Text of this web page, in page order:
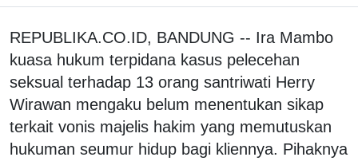
REPUBLIKA.CO.ID, BANDUNG -- Ira Mambo
kuasa hukum terpidana kasus pelecehan
seksual terhadap 13 orang santriwati Herry
Wirawan mengaku belum menentukan sikap
terkait vonis majelis hakim yang memutuskan
hukuman seumur hidup bagi kliennya. Pihaknya